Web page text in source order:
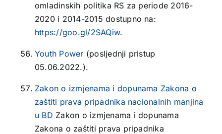
omladinskih politika RS za periode 2016-
2020 i 2014-2015 dostupno na:
https://goo.gl/2SAQiw.
Youth Power (posljednji pristup
05.06.2022.).
Zakon o izmjenama i dopunama Zakona o
zaštiti prava pripadnika nacionalnih manjina
u BD Zakon o izmjenama i dopunama
Zakona o zaštiti prava pripadnika